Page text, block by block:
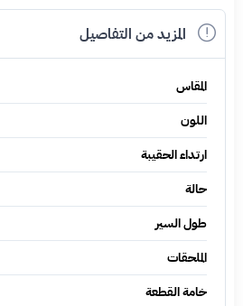
المزيد من التفاصيل
المقاس
اللون
ارتداء الحقيبة
حالة
طول السير
الملحقات
خامة القطعة